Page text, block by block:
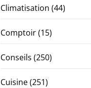
Climatisation (44)
Comptoir(15)
Conseils (250)
Cuisine(251)